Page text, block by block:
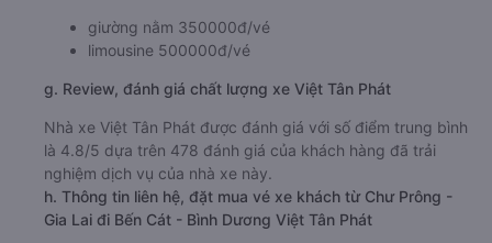
giường nằm 350000đ/vé
limousine 500000đ/vé
g. Review, đánh giá chất lượng xe Việt Tân Phát
Nhà xe Việt Tân Phát được đánh giá với số điểm trung bình
là 4.8/5 dựa trên 478 đánh giá của khách hàng đã trải
nghiệm dịch vụ của nhà xe này.
h. Thông tin liên hệ, đặt mua vé xe khách từ Chư Prông -
Gia Lai đi Bến Cát - Bình Dương Việt Tân Phát